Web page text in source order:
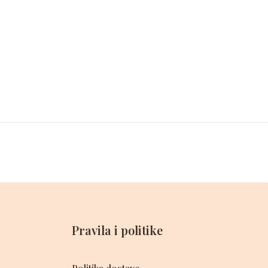
Pravila i politike